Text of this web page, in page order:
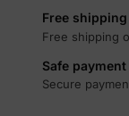
Free shipping
Free shipping
Safe payment
Secure